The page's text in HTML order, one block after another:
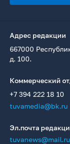
Адрес редакции
667000
д. 100.
Коммерческий
+7 394 222 18 10
tuvamedia@bk.ru
Эл.почта
tuvanews@mail.ru